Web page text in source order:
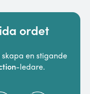
ordet
en stigande
-ledare.